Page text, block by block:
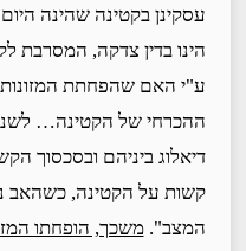
הינו בדין צדקה, המסרבת
ע"י האם שהפחתת המזונות
ההכרחי של הקטינה…
דיאלוג ביניהם ובסכסוך
קשות על הקטינה, כשהאב
המצב".